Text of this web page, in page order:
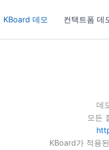
KBoard 데모 컨택트폼 데
데
모든
KBoard가 적용